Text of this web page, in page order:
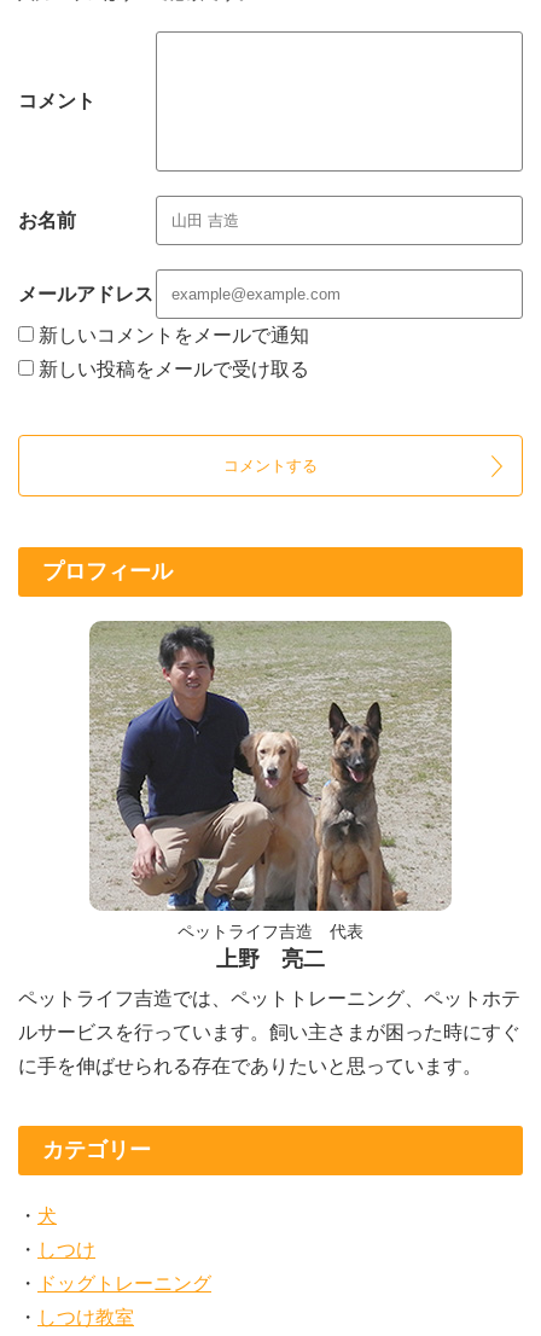
コメント
お名前
メールアドレス
新しいコメントをメールで通知
新しい投稿をメールで受け取る
プロフィール
ペットライフ吉造 代表
上野 亮二
ペットライフ吉造では、ペットトレーニング、ペットホテ
ルサービスを行っています。飼い主さまが困った時にすぐ
に手を伸ばせられる存在でありたいと思っています。
カテゴリー
犬
しつけ
ドッグトレーニング
しつけ教室